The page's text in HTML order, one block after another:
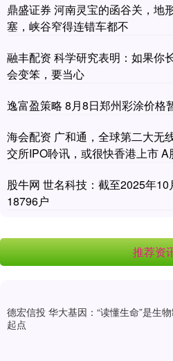
鼎盛证券 河南灵宝的函谷关，地
塞，峡谷窄得连错车都不
融丰配资 科学研究表明：如果你
会变笨，要当心
逸富盈策略 8月8日郑州彩涂价格
海会配资 广和通，全球第二大无
交所IPO聆讯，或很快香港上市
股牛网 世名科技：截至2025年
18796户
推荐资
德宏信投 华大基因：“读懂生命”是生
起点